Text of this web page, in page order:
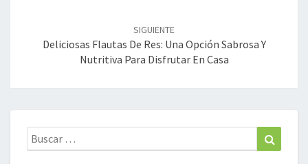
SIGUIENTE
Deliciosas Flautas De Res: Una Opción Sabrosa Y
Nutritiva Para Disfrutar En Casa
Buscar: